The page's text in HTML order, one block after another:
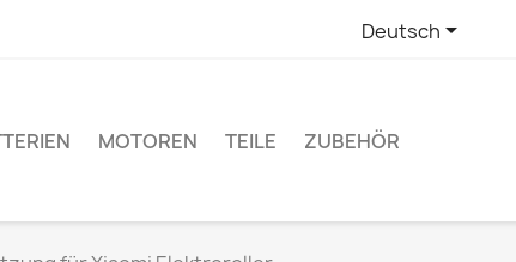
Deutsch
MOTOREN TEILE ZUBEHÖR